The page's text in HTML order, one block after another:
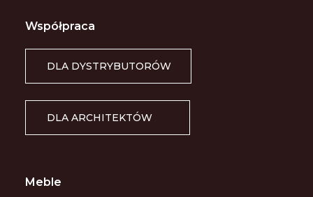
Meble
Współpraca
DLA DYSTRYBUTORÓW
DLA ARCHITEKTÓW